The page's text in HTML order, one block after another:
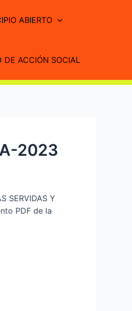
ABIERTO
DE ACCIÓN SOCIAL
A-2023
SERVIDAS Y
PDF de la